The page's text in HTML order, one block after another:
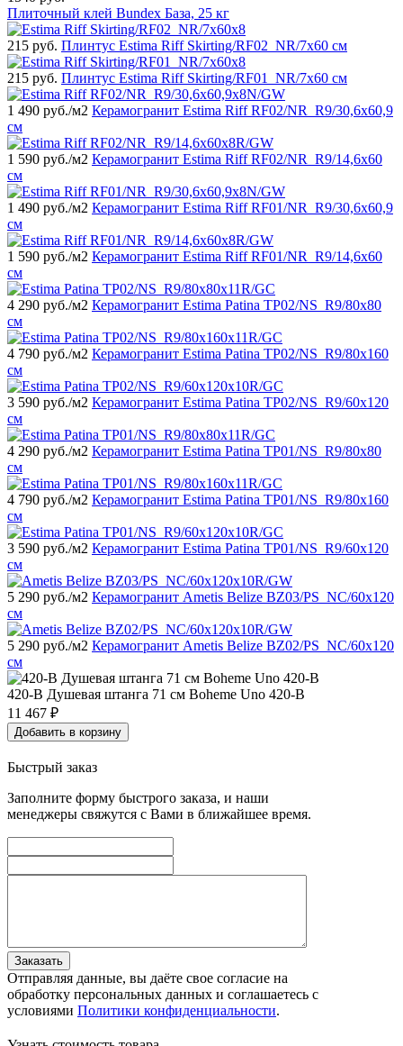
Плиточный клей Bundex База, 25 кг
215 руб. Плинтус Estima Riff Skirting/RF02_NR/7x60 см
215 руб. Плинтус Estima Riff Skirting/RF01_NR/7x60 см
1 490 руб./м2 Керамогранит Estima Riff RF02/NR_R9/30,6x60,9
см
1 590 руб./м2 Керамогранит Estima Riff RF02/NR_R9/14,6x60
см
1 490 руб./м2 Керамогранит Estima Riff RF01/NR_R9/30,6x60,9
см
1 590 руб./м2 Керамогранит Estima Riff RF01/NR_R9/14,6x60
см
4 290 руб./м2 Керамогранит Estima Patina TP02/NS_R9/80x80
см
4 790 руб./м2 Керамогранит Estima Patina TP02/NS_R9/80x160
см
3 590 руб./м2 Керамогранит Estima Patina TP02/NS_R9/60x120
см
4 290 руб./м2 Керамогранит Estima Patina TP01/NS_R9/80x80
см
4 790 руб./м2 Керамогранит Estima Patina TP01/NS_R9/80x160
см
3 590 руб./м2 Керамогранит Estima Patina TP01/NS_R9/60x120
см
5 290 руб./м2 Керамогранит Ametis Belize BZ03/PS_NC/60x120
см
5 290 руб./м2 Керамогранит Ametis Belize BZ02/PS_NC/60x120
см
420-B Душевая штанга 71 см Boheme Uno 420-B
11 467 ₽
Добавить в корзину
Быстрый заказ
Заполните форму быстрого заказа, и наши
менеджеры свяжутся с Вами в ближайшее время.
Заказать
Отправляя данные, вы даёте свое согласие на
обработку персональных данных и соглашаетесь с
условиями Политики конфиденциальности.